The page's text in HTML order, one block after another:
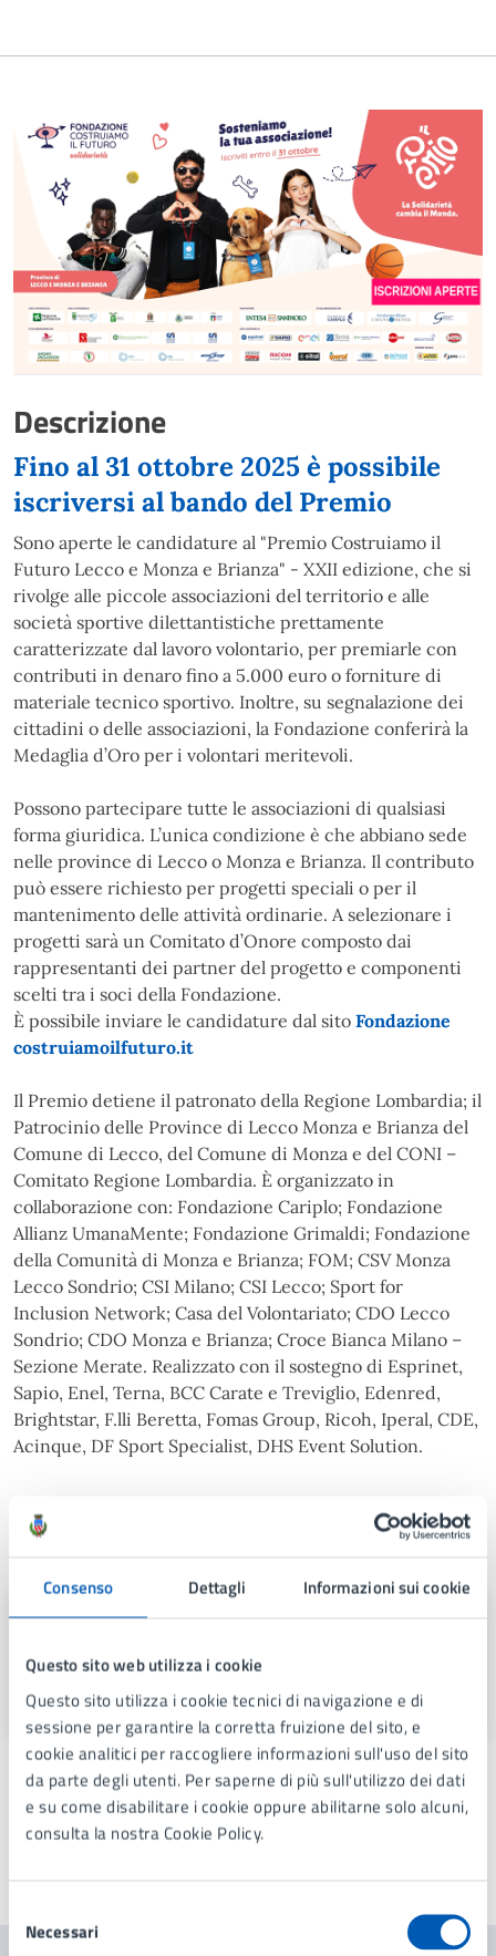
Consenso Dettagli Informazioni sui cookie
Questo sito web utilizza i cookie
Questo sito utilizza i cookie tecnici di navigazione e di
sessione per garantire la corretta fruizione del sito, e
cookie analitici per raccogliere informazioni sull'uso del sito
da parte degli utenti. Per saperne di più sull'utilizzo dei dati
e su come disabilitare i cookie oppure abilitarne solo alcuni,
consulta la nostra Cookie Policy.
delNecessari
Descrizione
Fino al 31 ottobre 2025 è possibile
iscriversi al bando del Premio
Sono aperte le candidature al "Premio Costruiamo il
Futuro Lecco e Monza e Brianza" - XXII edizione, che si
rivolge alle piccole associazioni del territorio e alle
società sportive dilettantistiche prettamente
caratterizzate dal lavoro volontario, per premiarle con
contributi in denaro fino a 5.000 euro o forniture di
materiale tecnico sportivo. Inoltre, su segnalazione dei
cittadini o delle associazioni, la Fondazione conferirà la
Medaglia d’Oro per i volontari meritevoli.
Possono partecipare tutte le associazioni di qualsiasi
forma giuridica. L’unica condizione è che abbiano sede
nelle province di Lecco o Monza e Brianza. Il contributo
può essere richiesto per progetti speciali o per il
mantenimento delle attività ordinarie. A selezionare i
progetti sarà un Comitato d’Onore composto dai
rappresentanti dei partner del progetto e componenti
scelti tra i soci della Fondazione.
È possibile inviare le candidature dal sito Fondazione
costruiamoilfuturo.it
Il Premio detiene il patronato della Regione Lombardia; il
Patrocinio delle Province di Lecco Monza e Brianza del
Comune di Lecco, del Comune di Monza e del CONI –
Comitato Regione Lombardia. È organizzato in
collaborazione con: Fondazione Cariplo; Fondazione
Allianz UmanaMente; Fondazione Grimaldi; Fondazione
della Comunità di Monza e Brianza; FOM; CSV Monza
Lecco Sondrio; CSI Milano; CSI Lecco; Sport for
Inclusion Network; Casa del Volontariato; CDO Lecco
Sondrio; CDO Monza e Brianza; Croce Bianca Milano –
Sezione Merate. Realizzato con il sostegno di Esprinet,
Sapio, Enel, Terna, BCC Carate e Treviglio, Edenred,
Brightstar, F.lli Beretta, Fomas Group, Ricoh, Iperal, CDE,
Acinque, DF Sport Specialist, DHS Event Solution.
Ufficio Relazioni con il Pubblico e
Comunicazione
Via Gramsci 21, Lissone (MB), 20851